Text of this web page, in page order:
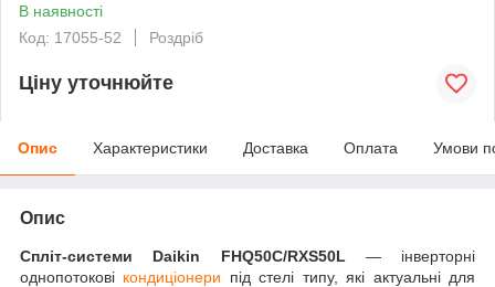
В наявності
Код: 17055-52
Роздріб
Ціну уточнюйте
Опис Характеристики Доставка Оплата Умови
Опис
Спліт-системи Daikin FHQ50C/RXS50L — інверторні
однопотокові кондиціонери під стелі типу, які актуальні для